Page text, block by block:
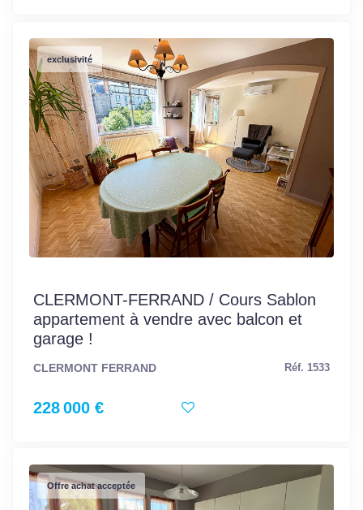
exclusivité
CLERMONT-FERRAND / Cours Sablon
appartement à vendre avec balcon et
garage !
CLERMONT FERRAND Réf. 1533
228 000 €
Offre achat acceptée